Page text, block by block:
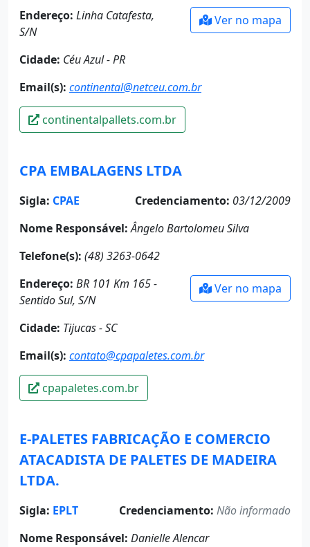
Endereço: Linha Catafesta,
S/N
Cidade: Céu Azul - PR
Ver no mapa
Email(s): continental@netceu.com.br
continentalpallets.com.br
CPA EMBALAGENS LTDA
Sigla: CPAE Credenciamento: 03/12/2009
Nome Responsável: Ângelo Bartolomeu Silva
Telefone(s): (48) 3263-0642
Endereço: BR 101 Km 165 -
Sentido Sul, S/N
Cidade: Tijucas - SC
Ver no mapa
Email(s): contato@cpapaletes.com.br
cpapaletes.com.br
E-PALETES FABRICAÇÃO E COMERCIO
ATACADISTA DE PALETES DE MADEIRA
LTDA.
Sigla: EPLT Credenciamento: Não informado
Nome Responsável: Danielle Alencar